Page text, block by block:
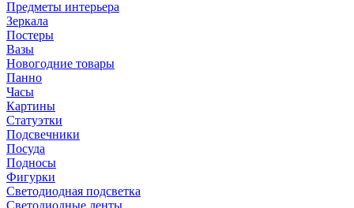
Предметы интерьера
Зеркала
Постеры
Вазы
Новогодние товары
Панно
Часы
Картины
Статуэтки
Подсвечники
Посуда
Подносы
Фигурки
Светодиодная подсветка
Светодиодные ленты